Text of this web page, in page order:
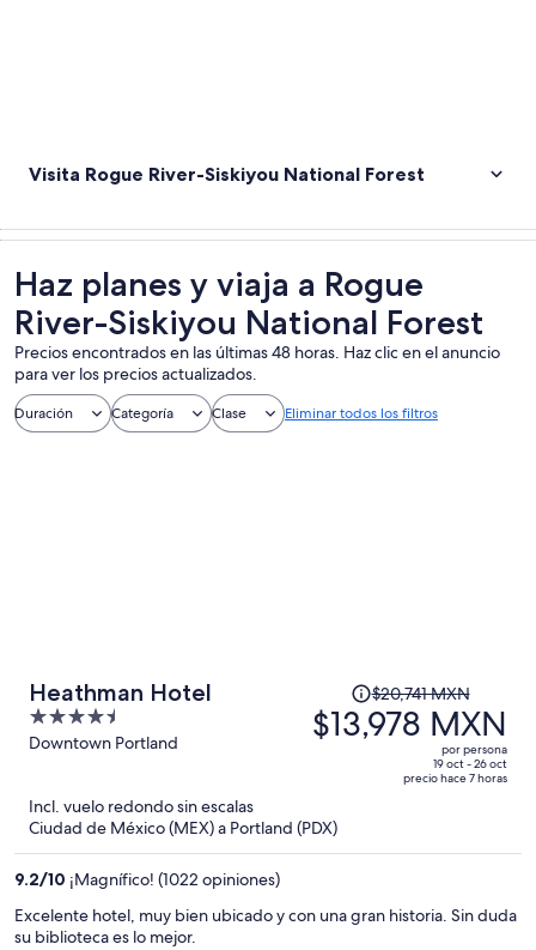
Visita Rogue River-Siskiyou National Forest
Haz planes y viaja a Rogue
River-Siskiyou National Forest
Precios encontrados en las últimas 48 horas. Haz clic en el anuncio
para ver los precios actualizados.
Duración Categoría Clase Eliminar todos los filtros
Heathman Hotel
4.5
out
5
Downtown Portland
precio
era
$20,741 MXN
y
ahora
$13,978 MXN
$20,741 MXN
$13,978 MXN
por persona
19 oct - 26 oct
precio hace 7 horas
Incl. vuelo redondo sin escalas
Ciudad de México (MEX) a Portland (PDX)
9.2/10 ¡Magnífico! (1022 opiniones)
Excelente hotel, muy bien ubicado y con una gran historia. Sin duda
su biblioteca es lo mejor.